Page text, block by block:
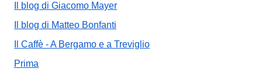
Il blog di Giacomo Mayer
Il blog di Matteo Bonfanti
Il Caffè - A Bergamo e a Treviglio
Prima